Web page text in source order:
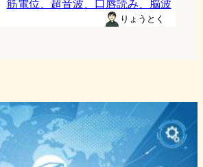
筋電位、超音波、口唇読み、脳波
りょうとく